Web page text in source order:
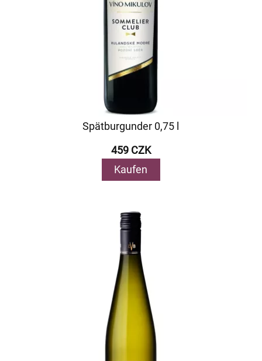
Spätburgunder 0,75 l
459 CZK
Kaufen